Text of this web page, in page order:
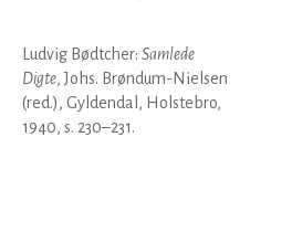
Ludvig Bødtcher: Samlede
Digte, Johs. Brøndum-Nielsen
(red.), Gyldendal, Holstebro,
1940, s. 230–231.